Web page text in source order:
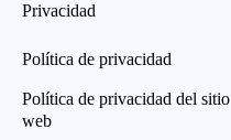
Privacidad
Política de privacidad
Política de privacidad del sitio
web